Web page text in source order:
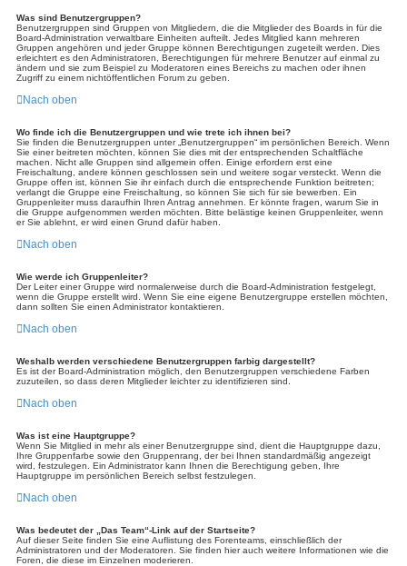
Was sind Benutzergruppen?
Benutzergruppen sind Gruppen von Mitgliedern, die die Mitglieder des Boards in für die
Board-Administration verwaltbare Einheiten aufteilt. Jedes Mitglied kann mehreren
Gruppen angehören und jeder Gruppe können Berechtigungen zugeteilt werden. Dies
erleichtert es den Administratoren, Berechtigungen für mehrere Benutzer auf einmal zu
ändern und sie zum Beispiel zu Moderatoren eines Bereichs zu machen oder ihnen
Zugriff zu einem nichtöffentlichen Forum zu geben.
Nach oben
Wo finde ich die Benutzergruppen und wie trete ich ihnen bei?
Sie finden die Benutzergruppen unter „Benutzergruppen“ im persönlichen Bereich. Wenn
Sie einer beitreten möchten, können Sie dies mit der entsprechenden Schaltfläche
machen. Nicht alle Gruppen sind allgemein offen. Einige erfordern erst eine
Freischaltung, andere können geschlossen sein und weitere sogar versteckt. Wenn die
Gruppe offen ist, können Sie ihr einfach durch die entsprechende Funktion beitreten;
verlangt die Gruppe eine Freischaltung, so können Sie sich für sie bewerben. Ein
Gruppenleiter muss daraufhin Ihren Antrag annehmen. Er könnte fragen, warum Sie in
die Gruppe aufgenommen werden möchten. Bitte belästige keinen Gruppenleiter, wenn
er Sie ablehnt, er wird einen Grund dafür haben.
Nach oben
Wie werde ich Gruppenleiter?
Der Leiter einer Gruppe wird normalerweise durch die Board-Administration festgelegt,
wenn die Gruppe erstellt wird. Wenn Sie eine eigene Benutzergruppe erstellen möchten,
dann sollten Sie einen Administrator kontaktieren.
Nach oben
Weshalb werden verschiedene Benutzergruppen farbig dargestellt?
Es ist der Board-Administration möglich, den Benutzergruppen verschiedene Farben
zuzuteilen, so dass deren Mitglieder leichter zu identifizieren sind.
Nach oben
Was ist eine Hauptgruppe?
Wenn Sie Mitglied in mehr als einer Benutzergruppe sind, dient die Hauptgruppe dazu,
Ihre Gruppenfarbe sowie den Gruppenrang, der bei Ihnen standardmäßig angezeigt
wird, festzulegen. Ein Administrator kann Ihnen die Berechtigung geben, Ihre
Hauptgruppe im persönlichen Bereich selbst festzulegen.
Nach oben
Was bedeutet der „Das Team“-Link auf der Startseite?
Auf dieser Seite finden Sie eine Auflistung des Forenteams, einschließlich der
Administratoren und der Moderatoren. Sie finden hier auch weitere Informationen wie die
Foren, die diese im Einzelnen moderieren.